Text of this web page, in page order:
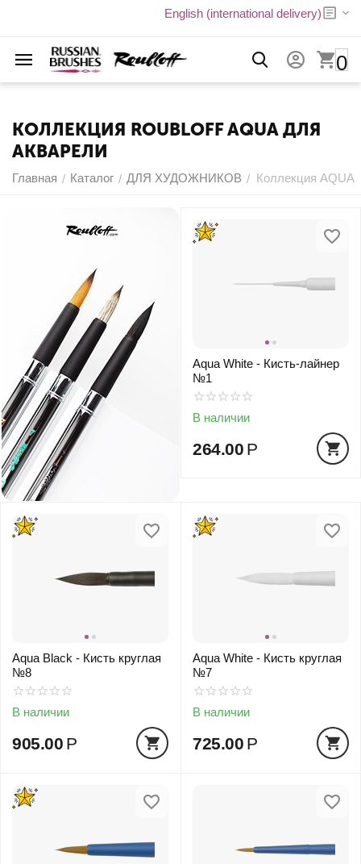
English (international delivery)
0
КОЛЛЕКЦИЯ ROUBLOFF AQUA ДЛЯ
АКВАРЕЛИ
Главная / Каталог / ДЛЯ ХУДОЖНИКОВ / Коллекция AQUA
Aqua White - Кисть-лайнер
№1
В наличии
264.00 Р
Aqua Black - Кисть круглая
№8
В наличии
905.00 Р
Aqua White - Кисть круглая
№7
В наличии
725.00 Р